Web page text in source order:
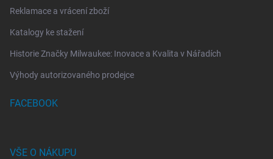
Reklamace a vrácení zboží
Katalogy ke stažení
Historie Značky Milwaukee: Inovace a Kvalita v Nářadích
Výhody autorizovaného prodejce
FACEBOOK
VŠE O NÁKUPU